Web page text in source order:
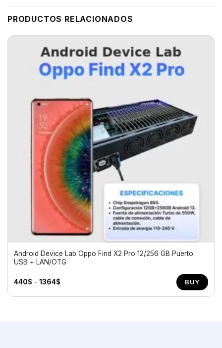
PRODUCTOS RELACIONADOS
Android Device Lab Oppo Find X2 Pro 12/256 GB Puerto
USB + LAN/OTG
440$ - 1364$Rango
BUY